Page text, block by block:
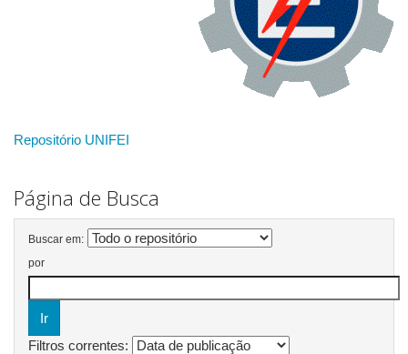
Repositório UNIFEI
Página de Busca
Buscar em:
por
Filtros correntes: